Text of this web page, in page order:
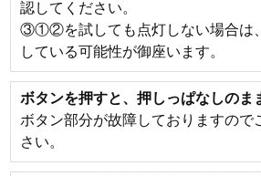
認してください。
③①②を試しても点灯しない場合は
している可能性が御座います。
ボタンを押すと、押しっぱなしのま
ボタン部分が故障しておりますので
さい。